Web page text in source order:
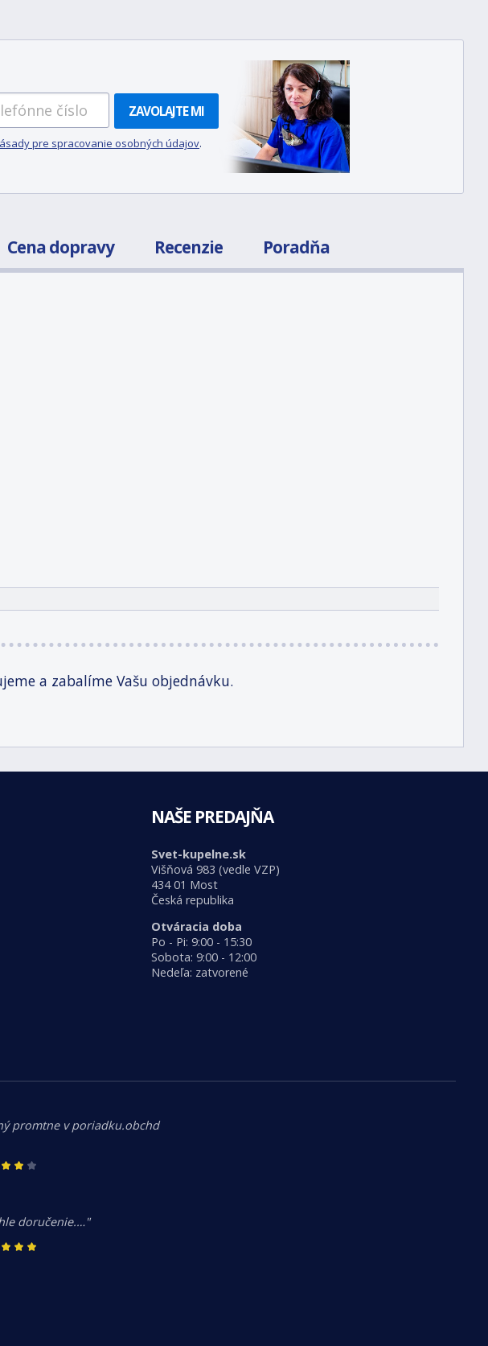
ZAVOLAJTE MI
pre spracovanie osobných údajov.
Cena dopravy Recenzie Poradňa
a zabalíme Vašu objednávku.
NAŠE PREDAJŇA
Svet-kupelne.sk
Višňová 983 (vedle VZP)
434 01 Most
Česká republika
Otváracia doba
Po - Pi: 9:00 - 15:30
Sobota: 9:00 - 12:00
Nedeľa: zatvorené
promtne v poriadku.obchd
doručenie.…"